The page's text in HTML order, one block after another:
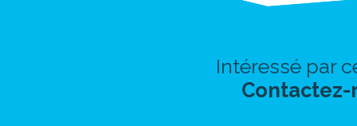
Intéressé par
Contactez-